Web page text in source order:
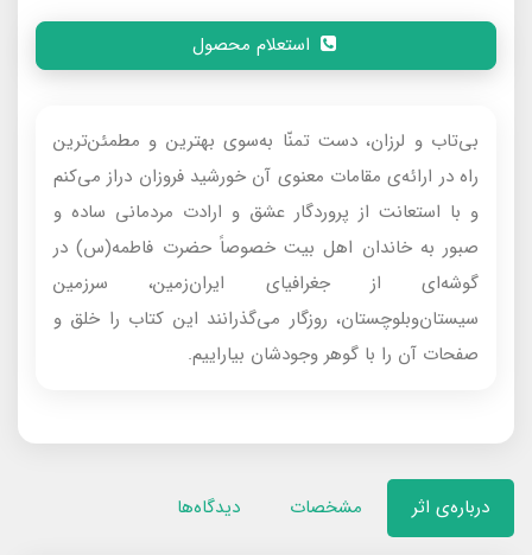
بى‌تاب و لرزان، دست تمنّا به‌سوى بهترين و مطمئن‌ترين
راه در ارائه‌ی مقامات معنوى آن خورشيد فروزان دراز مى‌كنم
و با استعانت از پروردگار عشق و ارادت مردمانى ساده و
صبور به خاندان اهل بيت خصوصاً حضرت فاطمه(س) در
گوشه‌اى از جغرافياى ايران‌زمين، سرزمين
سيستان‌و‌بلوچستان، روزگار مى‌گذرانند اين كتاب را خلق و
صفحات آن را با گوهر وجودشان بيارایيم.
درباره‌ی اثر مشخصات دیدگاه‌ها